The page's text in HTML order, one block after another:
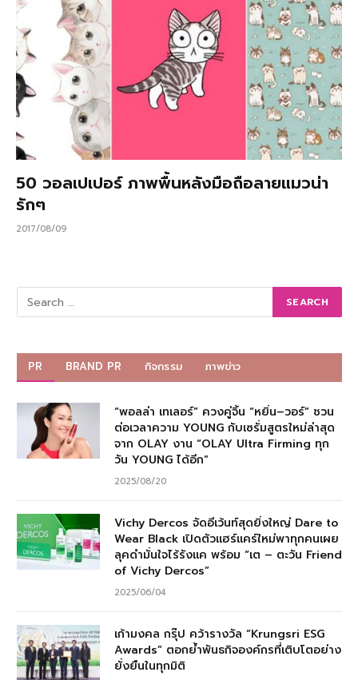
50 วอลเปเปอร์ ภาพพื้นหลังมือถือลายแมวน่า
รักๆ
2017/08/09
PR BRAND PR กิจกรรม ภาพข่าว
“พอลล่า เทเลอร์” ควงคู่จิ้น “หยิ่น–วอร์” ชวน
ต่อเวลาความ YOUNG กับเซรั่มสูตรใหม่ล่าสุด
จาก OLAY งาน “OLAY Ultra Firming ทุก
วัน YOUNG ได้อีก”
2025/08/20
Vichy Dercos จัดอีเว้นท์สุดยิ่งใหญ่ Dare to
Wear Black เปิดตัวแฮร์แคร์ใหม่พาทุกคนเผย
ลุคดำมั่นใจไร้รังแค พร้อม “เต – ตะวัน Friend
of Vichy Dercos”
2025/06/04
เก้ามงคล กรุ๊ป คว้ารางวัล “Krungsri ESG
Awards” ตอกย้ำพันธกิจองค์กรที่เติบโตอย่าง
ยั่งยืนในทุกมิติ